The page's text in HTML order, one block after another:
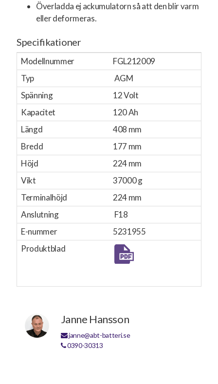
Överladda ej ackumulatorn så att den blir varm
eller deformeras.
Specifikationer
Modellnummer
FGL212009
Typ
AGM
Spänning
12 Volt
Kapacitet
120 Ah
Längd
408 mm
Bredd
177 mm
Höjd
224 mm
Vikt
37000 g
Terminalhöjd
224 mm
Anslutning
F18
E-nummer
5231955
Produktblad
Janne Hansson
janne@abt-batteri.se
0390-30313